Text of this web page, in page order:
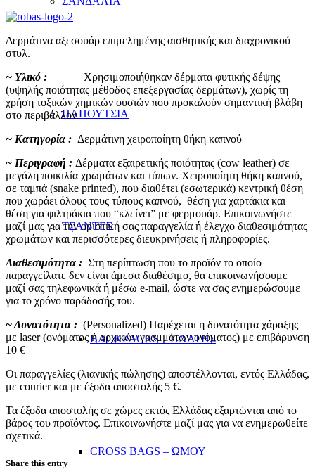
ΠΑΠΟΥΤΣΙΑ
ΤΣΑΝΤΕΣ
BACKPACKS – ΠΛΑΤΗΣ
CROSS BAGS – ΏΜΟΥ
Δερμάτινα αξεσουάρ επιμελημένης αισθητικής και διαχρονικού
στυλ.
~ Υλικό :
Χρησιμοποιήθηκαν δέρματα φυτικής δέψης
(υψηλής ποιότητας μέθοδος επεξεργασίας δερμάτων), χωρίς τη
χρήση τοξικών χημικών ουσιών που προκαλούν σημαντική βλάβη
στο περιβάλλον
~ Κατηγορία : Δερμάτινη χειροποίητη θήκη καπνού
~ Περιγραφή : Δέρματα εξαιρετικής ποιότητας (cow leather) σε
μεγάλη ποικιλία χρωμάτων και τύπων. Χειροποίητη θήκη καπνού,
σε ταμπά (snake printed), που διαθέτει (εσωτερικά) κεντρική θέση
που χωράει όλους τους τύπους καπνού, θέση για χαρτάκια και
θέση για φιλτράκια που “κλείνει” με φερμουάρ. Επικοινωνήστε
μαζί μας για την οριστική σας παραγγελία ή έλεγχο διαθεσιμότητας
χρωμάτων και περισσότερες διευκρινήσεις ή πληροφορίες.
Διαθεσιμότητα : Στη περίπτωση που το προϊόν το οποίο
παραγγείλατε δεν είναι άμεσα διαθέσιμο, θα επικοινωνήσουμε
μαζί σας τηλεφωνικά ή μέσω e-mail, ώστε να σας ενημερώσουμε
για το χρόνο παράδοσής του.
~ Δυνατότητα : (Personalized) Παρέχεται η δυνατότητα χάραξης
με laser (ονόματος ή αρχικών γραμμάτων ονόματος) με επιβάρυνση
10 €
Οι παραγγελίες (λιανικής πώλησης) αποστέλλονται, εντός Ελλάδας,
με courier και με έξοδα αποστολής 5 €.
Τα έξοδα αποστολής σε χώρες εκτός Ελλάδας εξαρτώνται από το
βάρος του προϊόντος. Επικοινωνήστε μαζί μας για να ενημερωθείτε
σχετικά.
Share this entry